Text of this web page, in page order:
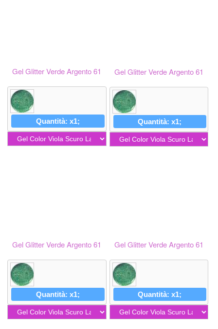
Gel Glitter Verde Argento 61
Quantità: x1;
Gel Glitter Verde Argento 61
Quantità: x1;
Gel Glitter Verde Argento 61
Quantità: x1;
Gel Glitter Verde Argento 61
Quantità: x1;